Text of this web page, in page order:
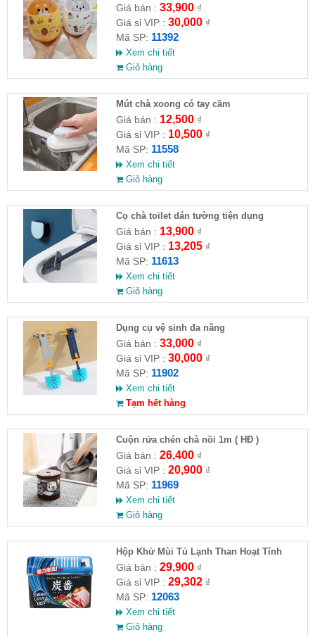
Giá bán : 33,900₫
Giá sỉ VIP : 30,000₫
Mã SP: 11392
Xem chi tiết
Giỏ hàng
Mút chà xoong có tay cầm
Giá bán : 12,500₫
Giá sỉ VIP : 10,500₫
Mã SP: 11558
Xem chi tiết
Giỏ hàng
Cọ chà toilet dán tường tiện dụng
Giá bán : 13,900₫
Giá sỉ VIP : 13,205₫
Mã SP: 11613
Xem chi tiết
Giỏ hàng
Dụng cụ vệ sinh đa năng
Giá bán : 33,000₫
Giá sỉ VIP : 30,000₫
Mã SP: 11902
Xem chi tiết
Tạm hết hàng
Cuộn rửa chén chà nồi 1m ( HĐ )
Giá bán : 26,400₫
Giá sỉ VIP : 20,900₫
Mã SP: 11969
Xem chi tiết
Giỏ hàng
Hộp Khử Mùi Tủ Lạnh Than Hoạt Tính
Nhật Bản 150
Giá bán : 29,900₫
Giá sỉ VIP : 29,302₫
Mã SP: 12063
Xem chi tiết
Giỏ hàng